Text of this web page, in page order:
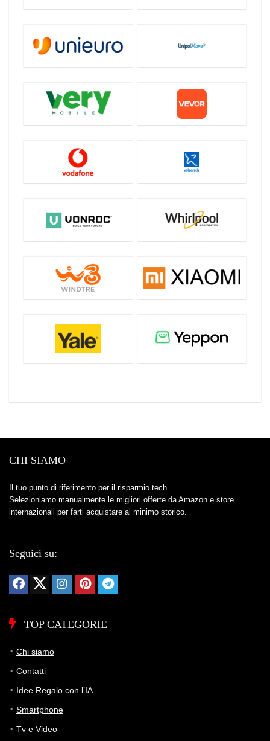
CHI SIAMO
Il tuo punto di riferimento per il risparmio tech.
Selezioniamo manualmente le migliori offerte da Amazon e store
internazionali per farti acquistare al minimo storico.
Seguici su:
TOP CATEGORIE
Chi siamo
Contatti
Idee Regalo con l’IA
Smartphone
Tv e Video